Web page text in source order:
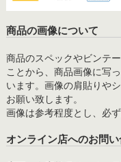
商品の画像について
商品のスペックやビンテ
ことから、商品画像に写
います。画像の肩貼りや
お願い致します。
画像は参考程度とし、必
オンライン店へのお問